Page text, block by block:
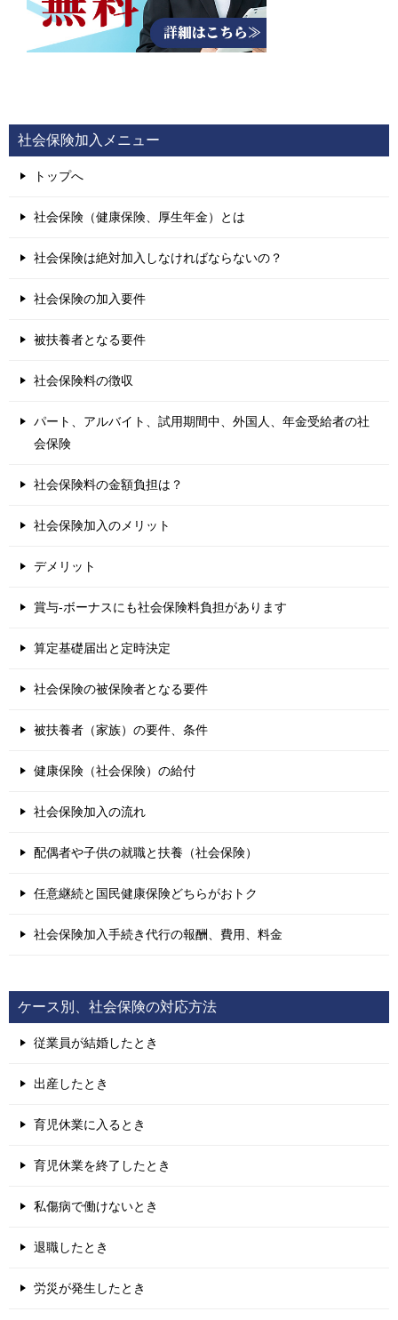
社会保険加入メニュー
トップへ
社会保険（健康保険、厚生年金）とは
社会保険は絶対加入しなければならないの？
社会保険の加入要件
被扶養者となる要件
社会保険料の徴収
パート、アルバイト、試用期間中、外国人、年金受給者の社
会保険
社会保険料の金額負担は？
社会保険加入のメリット
デメリット
賞与-ボーナスにも社会保険料負担があります
算定基礎届出と定時決定
社会保険の被保険者となる要件
被扶養者（家族）の要件、条件
健康保険（社会保険）の給付
社会保険加入の流れ
配偶者や子供の就職と扶養（社会保険）
任意継続と国民健康保険どちらがおトク
社会保険加入手続き代行の報酬、費用、料金
ケース別、社会保険の対応方法
従業員が結婚したとき
出産したとき
育児休業に入るとき
育児休業を終了したとき
私傷病で働けないとき
退職したとき
労災が発生したとき